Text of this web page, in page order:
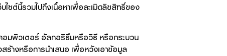
ไซต์นี้รวมไปถึงเนื้อหาเพื่อละเมิดลิขสิทธิ์ของ
อมพิวเตอร์ อัลกอริธึมหรือวิธี หรือกระบวน
ร้างหรือการนำเสนอ เพื่อหวังเอาข้อมูล